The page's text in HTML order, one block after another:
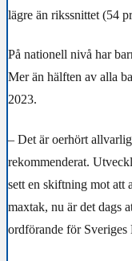
lägre än rikssnittet (54
På nationell nivå har
Mer än hälften av alla
2023.
– Det är oerhört
rekommenderat.
sett en skiftning mot att
maxtak, nu är det dags
ordförande för Sveriges